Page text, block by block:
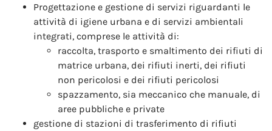
Progettazione e gestione di servizi riguardanti le
attività di igiene urbana e di servizi ambientali
integrati, comprese le attività di:
raccolta, trasporto e smaltimento dei rifiuti di
matrice urbana, dei rifiuti inerti, dei rifiuti
non pericolosi e dei rifiuti pericolosi
spazzamento, sia meccanico che manuale, di
aree pubbliche e private
gestione di stazioni di trasferimento di rifiuti